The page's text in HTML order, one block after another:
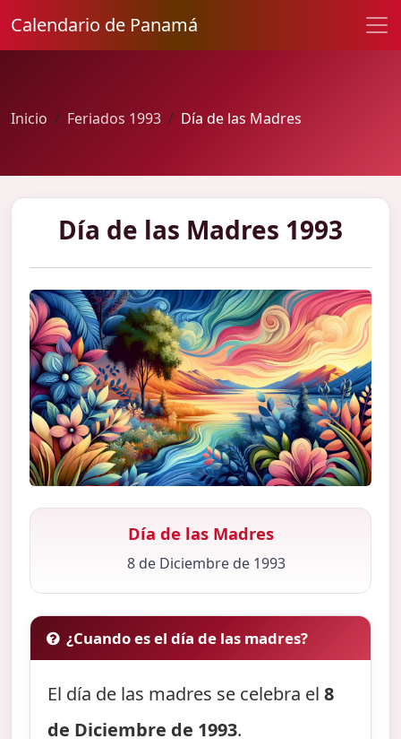
Calendario de Panamá
Inicio Feriados 1993 Día de las Madres
Día de las Madres 1993
Día de las Madres
8 de Diciembre de 1993
¿Cuando es el día de las madres?
El día de las madres se celebra el8
de Diciembre de 1993.